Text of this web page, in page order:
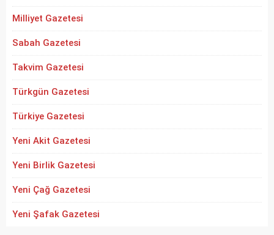
Milliyet Gazetesi
Sabah Gazetesi
Takvim Gazetesi
Türkgün Gazetesi
Türkiye Gazetesi
Yeni Akit Gazetesi
Yeni Birlik Gazetesi
Yeni Çağ Gazetesi
Yeni Şafak Gazetesi